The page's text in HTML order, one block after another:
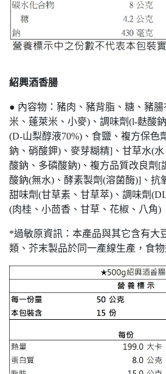
紹興酒香腸
● 內容物：豬肉、豬背脂、糖、豬
米、蓬萊米、小麥)、調味劑(l-麩酸
(D-山梨醇液70%)、食鹽、複方保色
鈉、硝酸鉀)、麥芽糊精]、甘草水(
酸鈉、多磷酸鈉)、複方品質改良劑[
酸鈉(無水)、酵素製劑(溶菌酶)]、抗
甜味劑(甘草素、甘草萃)、調味劑
(肉桂、小茴香、甘草、花椒、八角)
*過敏原資訊：本產品與其它含有大
類、芥末製品於同一產線生產，食物